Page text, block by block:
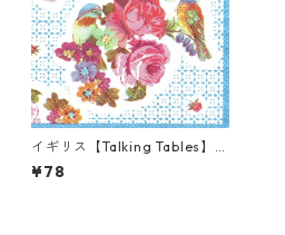
イギリス【Talking Tables】バ
ラ売り1枚 ポケットサイズ ペ
ーパーナプキン TRULY ブルー
¥78